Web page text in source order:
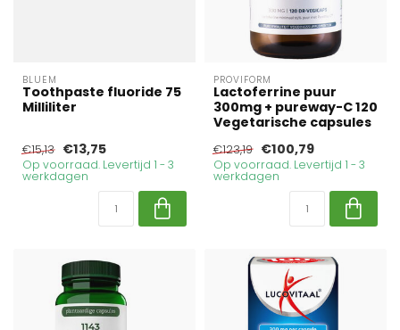
BLUEM
Toothpaste fluoride 75
Milliliter
€15,13 €13,75
Op voorraad. Levertijd 1 - 3
werkdagen
PROVIFORM
Lactoferrine puur
300mg + pureway-C 120
Vegetarische capsules
€123,19 €100,79
Op voorraad. Levertijd 1 - 3
werkdagen